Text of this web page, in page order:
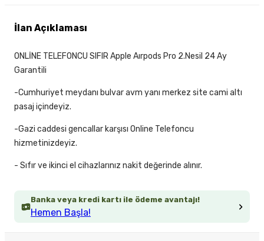
Banka veya kredi kartı ile ödeme avantajı!
Hemen Başla!
İlan Açıklaması
ONLİNE TELEFONCU SIFIR Apple Aırpods Pro 2.Nesil 24 Ay
Garantili
-Cumhuriyet meydanı bulvar avm yanı merkez site cami altı
pasaj içindeyiz.
-Gazi caddesi gencallar karşısı Online Telefoncu
hizmetinizdeyiz.
- Sıfır ve ikinci el cihazlarınız nakit değerinde alınır.